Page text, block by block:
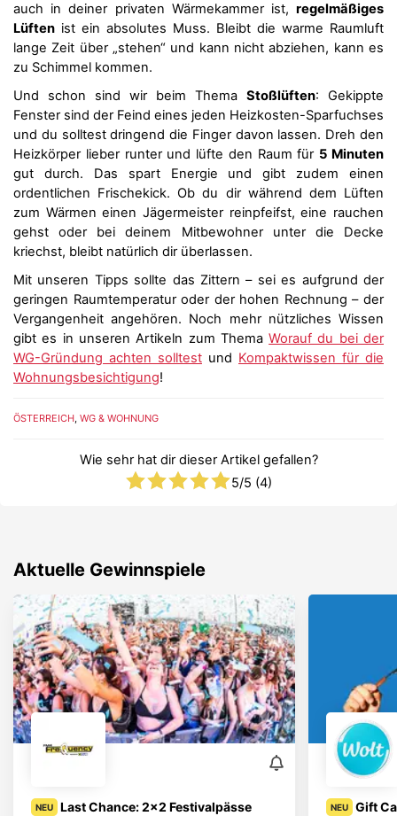
auch in deiner privaten Wärmekammer ist, regelmäßiges
Lüften ist ein absolutes Muss. Bleibt die warme Raumluft
lange Zeit über „stehen“ und kann nicht abziehen, kann es
zu Schimmel kommen.
Und schon sind wir beim Thema Stoßlüften: Gekippte
Fenster sind der Feind eines jeden Heizkosten-Sparfuchses
und du solltest dringend die Finger davon lassen. Dreh den
Heizkörper lieber runter und lüfte den Raum für 5 Minuten
gut durch. Das spart Energie und gibt zudem einen
ordentlichen Frischekick. Ob du dir während dem Lüften
zum Wärmen einen Jägermeister reinpfeifst, eine rauchen
gehst oder bei deinem Mitbewohner unter die Decke
kriechst, bleibt natürlich dir überlassen.
Mit unseren Tipps sollte das Zittern – sei es aufgrund der
geringen Raumtemperatur oder der hohen Rechnung – der
Vergangenheit angehören. Noch mehr nützliches Wissen
gibt es in unseren Artikeln zum ThemaWorauf du bei der
WG-Gründung achten solltest und Kompaktwissen für die
Wohnungsbesichtigung!
ÖSTERREICH, WG & WOHNUNG
Wie sehr hat dir dieser Artikel gefallen?
5/5 (4)
Aktuelle Gewinnspiele
NEU
Last Chance: 2x2 Festivalpässe
NEU
Gift